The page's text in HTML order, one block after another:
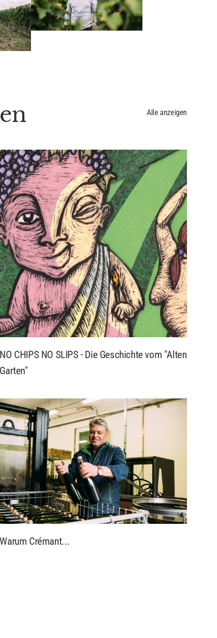
Alle anzeigen
NO CHIPS NO SLIPS - Die Geschichte vom "Alten
Garten"
Warum Crémant...